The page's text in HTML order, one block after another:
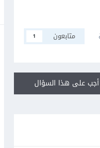
متابعون 1
أجب على هذا السؤال